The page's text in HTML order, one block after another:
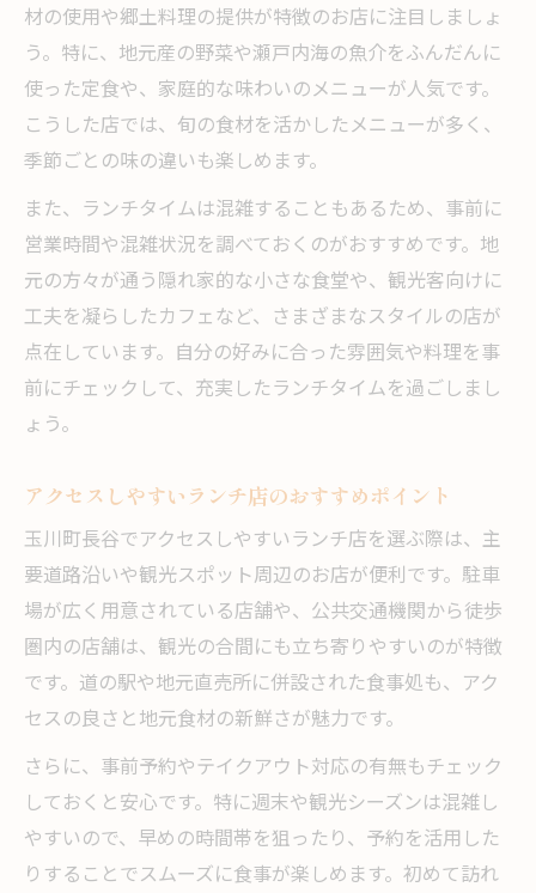
材の使用や郷土料理の提供が特徴のお店に注目しましょ
う。特に、地元産の野菜や瀬戸内海の魚介をふんだんに
使った定食や、家庭的な味わいのメニューが人気です。
こうした店では、旬の食材を活かしたメニューが多く、
季節ごとの味の違いも楽しめます。
また、ランチタイムは混雑することもあるため、事前に
営業時間や混雑状況を調べておくのがおすすめです。地
元の方々が通う隠れ家的な小さな食堂や、観光客向けに
工夫を凝らしたカフェなど、さまざまなスタイルの店が
点在しています。自分の好みに合った雰囲気や料理を事
前にチェックして、充実したランチタイムを過ごしまし
ょう。
アクセスしやすいランチ店のおすすめポイント
玉川町長谷でアクセスしやすいランチ店を選ぶ際は、主
要道路沿いや観光スポット周辺のお店が便利です。駐車
場が広く用意されている店舗や、公共交通機関から徒歩
圏内の店舗は、観光の合間にも立ち寄りやすいのが特徴
です。道の駅や地元直売所に併設された食事処も、アク
セスの良さと地元食材の新鮮さが魅力です。
さらに、事前予約やテイクアウト対応の有無もチェック
しておくと安心です。特に週末や観光シーズンは混雑し
やすいので、早めの時間帯を狙ったり、予約を活用した
りすることでスムーズに食事が楽しめます。初めて訪れ